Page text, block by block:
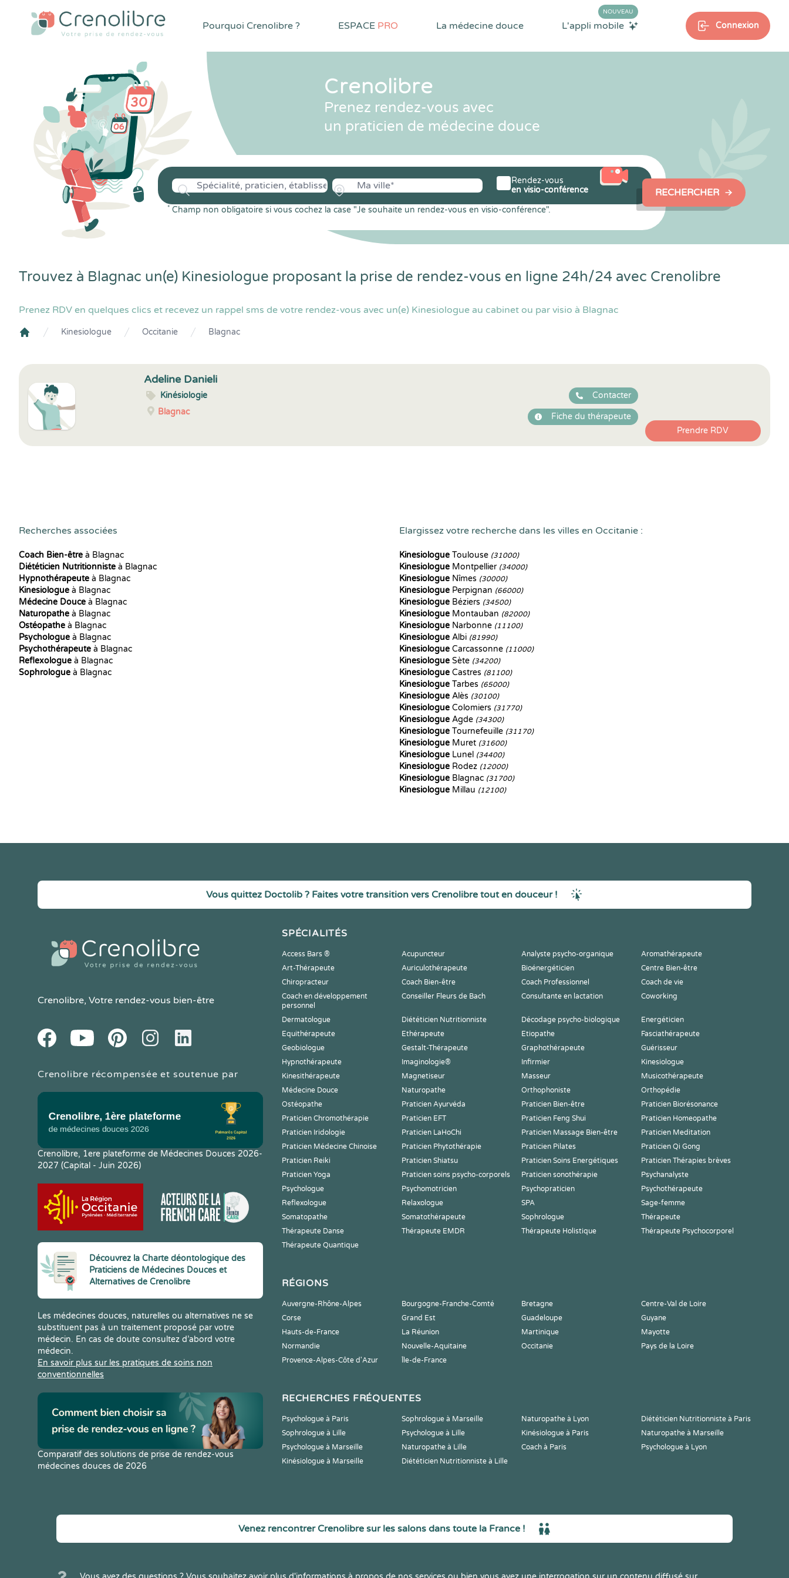
Pourquoi Crenolibre ? ESPACE PRO La médecine douce L'appli mobile
NOUVEAU
Connexion
Crenolibre
Prenez rendez-vous avec
un praticien de médecine douce
* Champ non obligatoire si vous cochez la case "Je souhaite un rendez-vous en visio-conférence".
Rendez-vous
en visio-conférence
RECHERCHER
Trouvez à Blagnac un(e) Kinesiologue proposant la prise de rendez-vous en ligne 24h/24 avec Crenolibre
Prenez RDV en quelques clics et recevez un rappel sms de votre rendez-vous avec un(e) Kinesiologue au cabinet ou par visio à Blagnac
Kinesiologue Occitanie Blagnac
Adeline Danieli
Kinésiologie
Blagnac
Contacter
Fiche du thérapeute
Prendre RDV
Recherches associées
Coach Bien-être à Blagnac
Diététicien Nutritionniste à Blagnac
Hypnothérapeute à Blagnac
Kinesiologue à Blagnac
Médecine Douce à Blagnac
Naturopathe à Blagnac
Ostéopathe à Blagnac
Psychologue à Blagnac
Psychothérapeute à Blagnac
Reflexologue à Blagnac
Sophrologue à Blagnac
Elargissez votre recherche dans les villes en Occitanie :
Kinesiologue Toulouse (31000)
Kinesiologue Montpellier (34000)
Kinesiologue Nîmes (30000)
Kinesiologue Perpignan (66000)
Kinesiologue Béziers (34500)
Kinesiologue Montauban (82000)
Kinesiologue Narbonne (11100)
Kinesiologue Albi (81990)
Kinesiologue Carcassonne (11000)
Kinesiologue Sète (34200)
Kinesiologue Castres (81100)
Kinesiologue Tarbes (65000)
Kinesiologue Alès (30100)
Kinesiologue Colomiers (31770)
Kinesiologue Agde (34300)
Kinesiologue Tournefeuille (31170)
Kinesiologue Muret (31600)
Kinesiologue Lunel (34400)
Kinesiologue Rodez (12000)
Kinesiologue Blagnac (31700)
Kinesiologue Millau (12100)
Vous quittez Doctolib ? Faites votre transition vers Crenolibre tout en douceur !
Crenolibre, Votre rendez-vous bien-être
FacebookYoutube PinteresetInstagramLinkedIn
Crenolibre récompensée et soutenue par
Crenolibre, 1ere plateforme de Médecines Douces 2026-
2027 (Capital - Juin 2026)
Découvrez la Charte déontologique des
Praticiens de Médecines Douces et
Alternatives de Crenolibre
Les médecines douces, naturelles ou alternatives ne se
substituent pas à un traitement proposé par votre
médecin. En cas de doute consultez d’abord votre
médecin.
En savoir plus sur les pratiques de soins non
conventionnelles
Comparatif des solutions de prise de rendez-vous
médecines douces de 2026
SPÉCIALITÉS
Access Bars ® Acupuncteur Analyste psycho-organique
Aromathérapeute
Art-Thérapeute
Auriculothérapeute Bioénergéticien
Centre Bien-être
Chiropracteur
Coach Bien-être Coach Professionnel
Coach de vie
Coach en développement
personnel
Conseiller Fleurs de Bach Consultante en lactation Coworking
Dermatologue Diététicien Nutritionniste Décodage psycho-biologique
Energéticien
Equithérapeute
Ethérapeute Etiopathe
Fasciathérapeute
Geobiologue
Gestalt-Thérapeute Graphothérapeute
Guérisseur
Hypnothérapeute
Imaginologie® Infirmier
Kinesiologue
Kinesithérapeute
Magnetiseur Masseur
Musicothérapeute
Médecine Douce
Naturopathe Orthophoniste
Orthopédie
Ostéopathe
Praticien Ayurvéda Praticien Bien-être
Praticien Biorésonance
Praticien Chromothérapie
Praticien EFT Praticien Feng Shui
Praticien Homeopathe
Praticien Iridologie
Praticien LaHoChi Praticien Massage Bien-être
Praticien Meditation
Praticien Médecine Chinoise
Praticien Phytothérapie Praticien Pilates
Praticien Qi Gong
Praticien Reiki
Praticien Shiatsu Praticien Soins Energétiques
Praticien Thérapies brèves
Praticien Yoga
Praticien soins psycho-corporels Praticien sonothérapie
Psychanalyste
Psychologue
Psychomotricien Psychopraticien
Psychothérapeute
Reflexologue
Relaxologue SPA
Sage-femme
Somatopathe
Somatothérapeute Sophrologue
Thérapeute
Thérapeute Danse
Thérapeute EMDR Thérapeute Holistique
Thérapeute Psychocorporel
Thérapeute Quantique
RÉGIONS
Auvergne-Rhône-Alpes Bourgogne-Franche-Comté Bretagne
Centre-Val de Loire
Corse
Grand Est Guadeloupe
Guyane
Hauts-de-France
La Réunion Martinique
Mayotte
Normandie
Nouvelle-Aquitaine Occitanie
Pays de la Loire
Provence-Alpes-Côte d'Azur
Île-de-France
RECHERCHES FRÉQUENTES
Psychologue à Paris Sophrologue à Marseille Naturopathe à Lyon
Diététicien Nutritionniste à Paris
Sophrologue à Lille
Psychologue à Lille Kinésiologue à Paris
Naturopathe à Marseille
Psychologue à Marseille
Naturopathe à Lille Coach à Paris
Psychologue à Lyon
Kinésiologue à Marseille
Diététicien Nutritionniste à Lille
Venez rencontrer Crenolibre sur les salons dans toute la France !